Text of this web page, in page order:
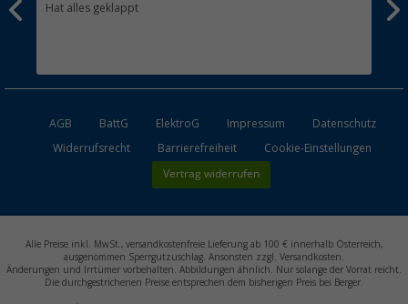
Hat alles geklappt
AGB BattG ElektroG Impressum
Datenschutz
Widerrufsrecht
Barrierefreiheit Cookie-Einstellungen
Vertrag widerrufen
Alle Preise inkl. MwSt., versandkostenfreie Lieferung ab 100 € innerhalb Österreich,
ausgenommen Sperrgutzuschlag. Ansonsten zzgl. Versandkosten.
Änderungen und Irrtümer vorbehalten. Abbildungen ähnlich. Nur solange der Vorrat reicht.
Die durchgestrichenen Preise entsprechen dem bisherigen Preis bei Berger.